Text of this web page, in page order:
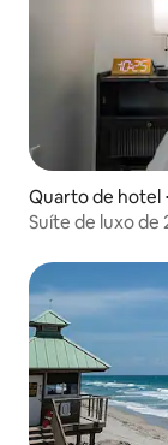
Quarto de hotel
Suíte de luxo